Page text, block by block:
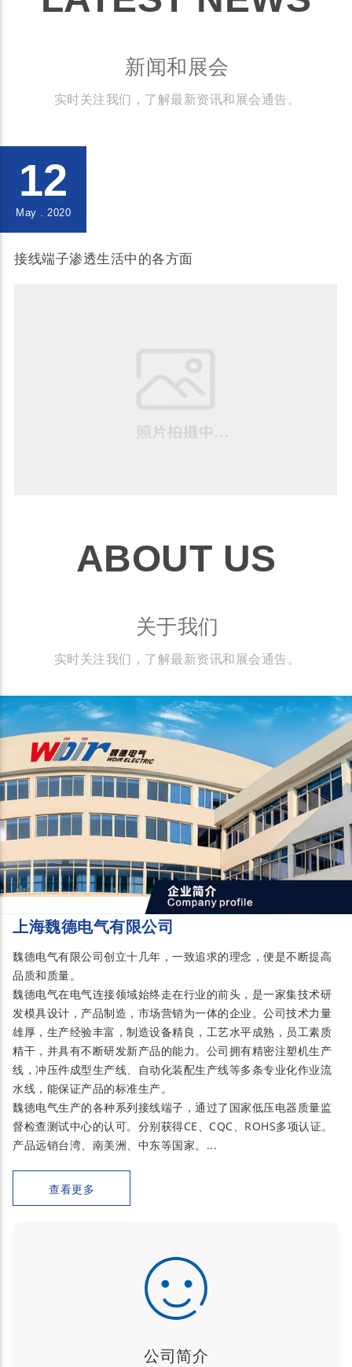
新闻和展会
实时关注我们，了解最新资讯和展会通告。
12
May . 2020
接线端子渗透生活中的各方面
ABOUT US
关于我们
实时关注我们，了解最新资讯和展会通告。
上海魏德电气有限公司
魏德电气有限公司创立十几年，一致追求的理念，便是不断提高
品质和质量。
魏德电气在电气连接领域始终走在行业的前头，是一家集技术研
发模具设计，产品制造，市场营销为一体的企业。公司技术力量
雄厚，生产经验丰富，制造设备精良，工艺水平成熟，员工素质
精干，并具有不断研发新产品的能力。公司拥有精密注塑机生产
线，冲压件成型生产线、自动化装配生产线等多条专业化作业流
水线，能保证产品的标准生产。
魏德电气生产的各种系列接线端子，通过了国家低压电器质量监
督检查测试中心的认可。分别获得CE、CQC、ROHS多项认证。
产品远销台湾、南美洲、中东等国家。...
查看更多
公司简介